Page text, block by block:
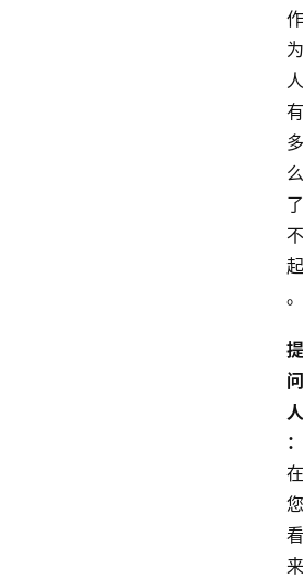
作
为
人
有
多
么
了
不
起
。
提
问
人
：
在
您
看
来